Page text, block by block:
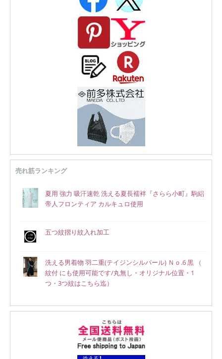
売れ筋ランキング
夏用 強力 吸汗速乾 洗える夏長襦袢『さらら小町』駒絽
帝人フロンティア カルキュロ使用
五つ紋摺り紋入れ加工
洗える男着物 羽二重(テイジンシルパール) Ｎｏ.6 黒 （
紋付 にも使用可能です/丸無し・オリジナル位置・1
つ・3つ紋はこちら迄）